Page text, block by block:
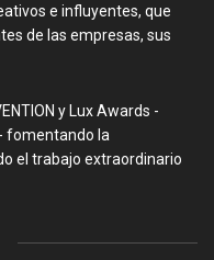
e influyentes, que
de las empresas, sus
y Lux Awards -
fomentando la
el trabajo extraordinario